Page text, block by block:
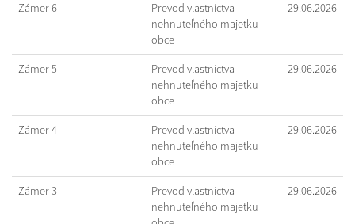
Zámer 6
Prevod vlastníctva
nehnuteľného majetku
obce
29.06.2026
Zámer 5
Prevod vlastníctva
nehnuteľného majetku
obce
29.06.2026
Zámer 4
Prevod vlastníctva
nehnuteľného majetku
obce
29.06.2026
Zámer 3
Prevod vlastníctva
nehnuteľného majetku
29.06.2026